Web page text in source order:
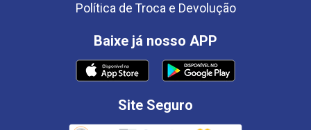
Política de Troca e Devolução
Baixe já nosso APP
Site Seguro